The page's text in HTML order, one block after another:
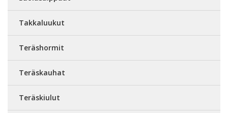
Takkaluukut
Teräshormit
Teräskauhat
Teräskiulut